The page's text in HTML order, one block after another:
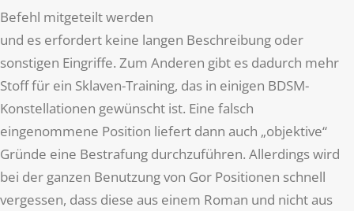
Befehl mitgeteilt werden
und es erfordert keine langen Beschreibung oder
sonstigen Eingriffe. Zum Anderen gibt es dadurch mehr
Stoff für ein Sklaven-Training, das in einigen BDSM-
Konstellationen gewünscht ist. Eine falsch
eingenommene Position liefert dann auch „objektive“
Gründe eine Bestrafung durchzuführen. Allerdings wird
bei der ganzen Benutzung von Gor Positionen schnell
vergessen, dass diese aus einem Roman und nicht aus